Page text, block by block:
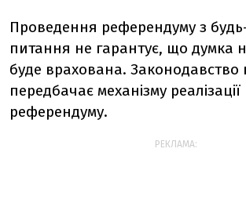
Проведення референдуму з
питання не гарантує, що думка
буде врахована. Законодавство
передбачає механізму
референдуму.
РЕКЛАМА: